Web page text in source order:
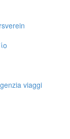
viaggi